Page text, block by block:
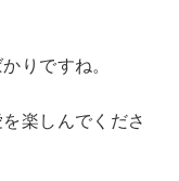
りですね。
楽しんでくださ